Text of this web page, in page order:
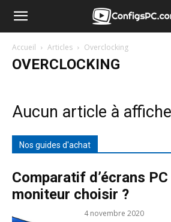
Accueil Articles Overclocking
OVERCLOCKING
Aucun article à
Nos guides d'achat
Comparatif d’écrans PC
moniteur choisir ?
4 novembre 2020